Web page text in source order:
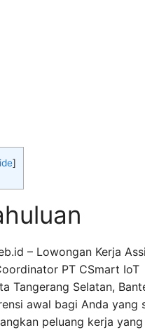
]
– Lowongan Kerja
PT CSmart IoT
Tangerang Selatan,
awal bagi Anda yang
peluang kerja yang